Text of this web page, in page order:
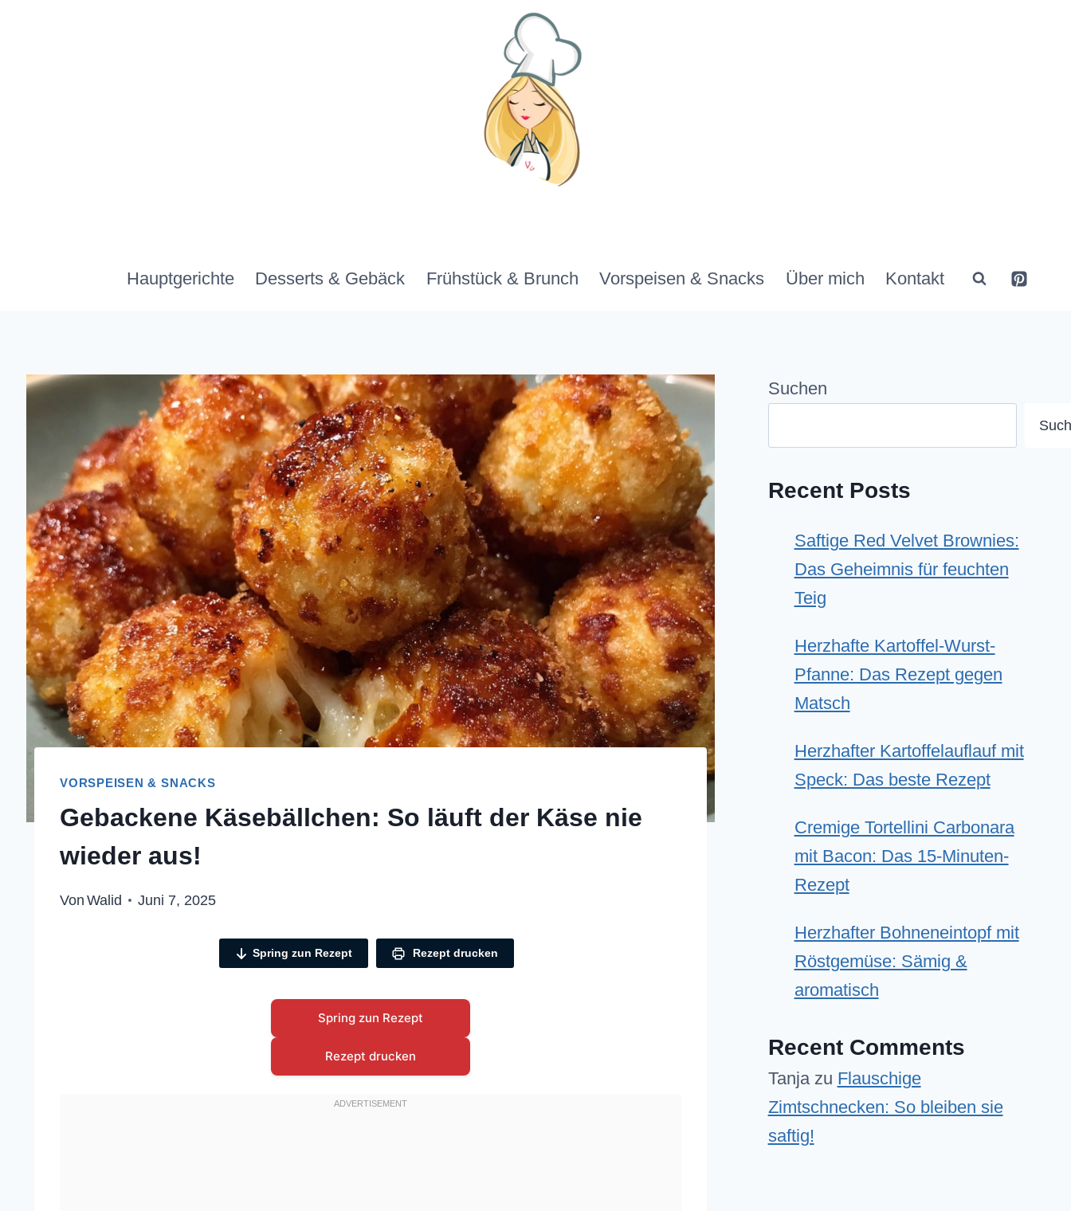
Hauptgerichte Desserts & Gebäck Frühstück & Brunch Vorspeisen & Snacks Über mich Kontakt
VORSPEISEN & SNACKS
Gebackene Käsebällchen: So läuft der Käse nie
wieder aus!
Von Walid Juni 7, 2025
Spring zun Rezept Rezept drucken
Spring zun Rezept
Rezept drucken
Suchen
Recent Posts
Saftige Red Velvet Brownies:
Das Geheimnis für feuchten
Teig
Herzhafte Kartoffel-Wurst-
Pfanne: Das Rezept gegen
Matsch
Herzhafter Kartoffelauflauf mit
Speck: Das beste Rezept
Cremige Tortellini Carbonara
mit Bacon: Das 15-Minuten-
Rezept
Herzhafter Bohneneintopf mit
Röstgemüse: Sämig &
aromatisch
Recent Comments
Tanjazu Flauschige
Zimtschnecken: So bleiben sie
saftig!